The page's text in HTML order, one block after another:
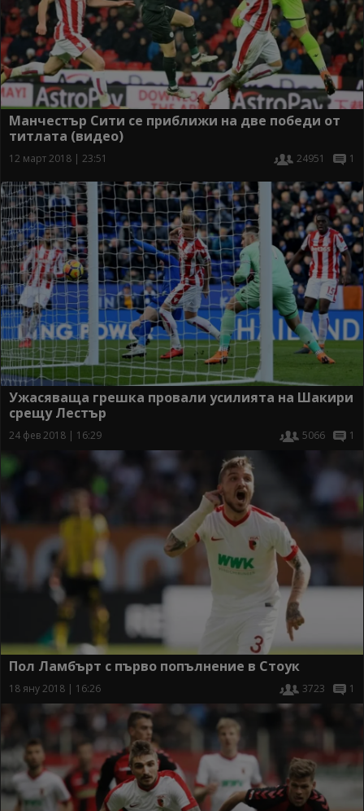
Манчестър Сити се приближи на две победи от
титлата (видео)
12 март 2018 | 23:51 24951 1
Ужасяваща грешка провали усилията на Шакири
срещу Лестър
24 фев 2018 | 16:29 5066 1
Пол Ламбърт с първо попълнение в Стоук
18 яну 2018 | 16:26 3723 1